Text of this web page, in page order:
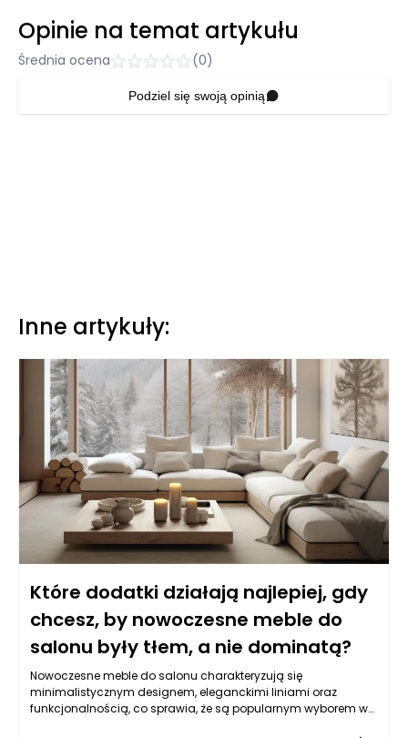
Opinie na temat artykułu
Średnia ocena (0)
Podziel się swoją opinią
Inne artykuły:
Które dodatki działają najlepiej, gdy
chcesz, by nowoczesne meble do
salonu były tłem, a nie dominatą?
Nowoczesne meble do salonu charakteryzują się
minimalistycznym designem, eleganckimi liniami oraz
funkcjonalnością, co sprawia, że są popularnym wyborem w